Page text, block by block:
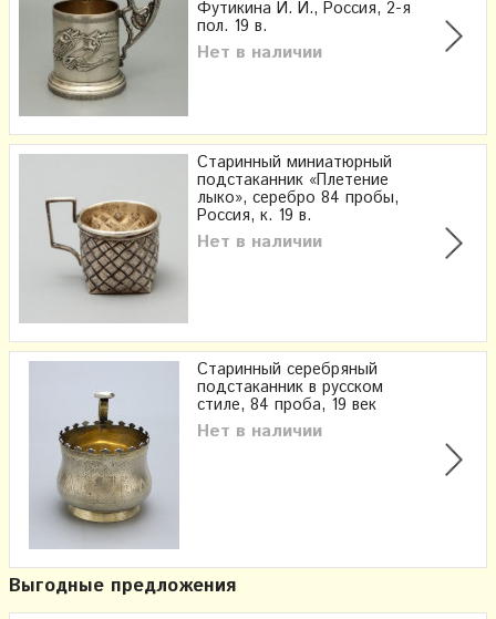
Футикина И. И., Россия, 2-я
пол. 19 в.
Нет в наличии
Старинный миниатюрный
подстаканник «Плетение
лыко», серебро 84 пробы,
Россия, к. 19 в.
Нет в наличии
Старинный серебряный
подстаканник в русском
стиле, 84 проба, 19 век
Нет в наличии
Выгодные предложения